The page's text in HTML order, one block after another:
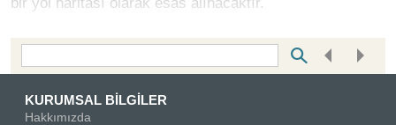
KURUMSAL BİLGİLER
Hakkımızda